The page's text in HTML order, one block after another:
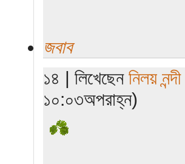
জবাব
১৪ | লিখেছেন নিলয় নন্দী
১০:০৩অপরাহ্ন)